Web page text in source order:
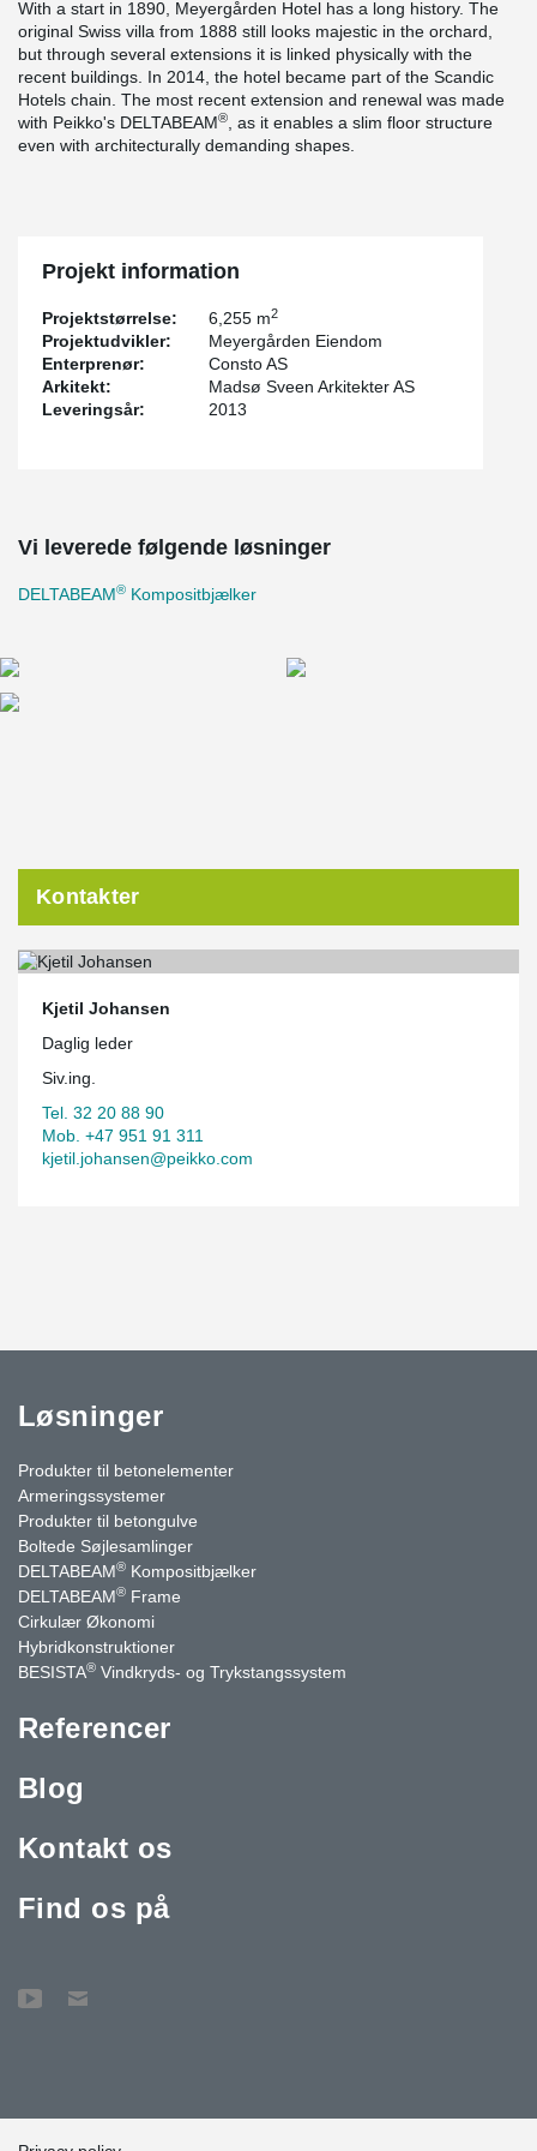
With a start in 1890, Meyergården Hotel has a long history. The
original Swiss villa from 1888 still looks majestic in the orchard,
but through several extensions it is linked physically with the
recent buildings. In 2014, the hotel became part of the Scandic
Hotels chain. The most recent extension and renewal was made
with Peikko's DELTABEAM®
, as it enables a slim floor structure
even with architecturally demanding shapes.
Projekt information
Projektstørrelse: 6,255 m2
Projektudvikler:
Meyergården Eiendom
Enterprenør:
Consto AS
Arkitekt:
Madsø Sveen Arkitekter AS
Leveringsår:
2013
Vi leverede følgende løsninger
DELTABEAM® Kompositbjælker
Kontakter
Kjetil Johansen
Daglig leder
Siv.ing.
Tel. 32 20 88 90
Mob. +47 951 91 311
kjetil.johansen@peikko.com
Løsninger
Produkter til betonelementer
Armeringssystemer
Produkter til betongulve
Boltede Søjlesamlinger
DELTABEAM® Kompositbjælker
DELTABEAM® Frame
Cirkulær Økonomi
Hybridkonstruktioner
BESISTA® Vindkryds- og Trykstangssystem
Referencer
Blog
Kontakt os
Find os på